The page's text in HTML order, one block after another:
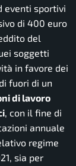
eventi sportivi
di 400 euro
del
soggetti
in favore dei
fuori di un
di lavoro
, con il fine di
annuale
regime
sia per